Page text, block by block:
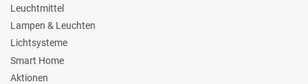
Leuchtmittel
Lampen & Leuchten
Lichtsysteme
Smart Home
Aktionen